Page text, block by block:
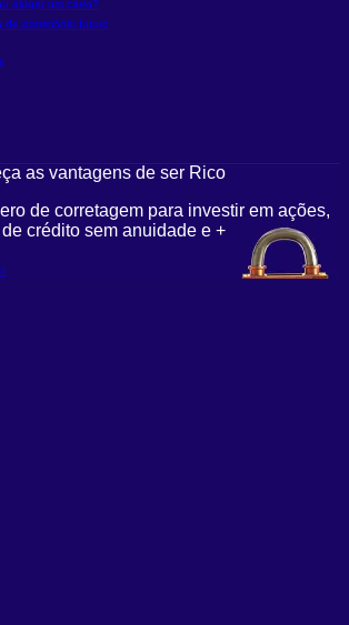
alugar um carro?
de patrimônio futuro
as vantagens de ser Rico
de corretagem para investir em ações,
crédito sem anuidade e +